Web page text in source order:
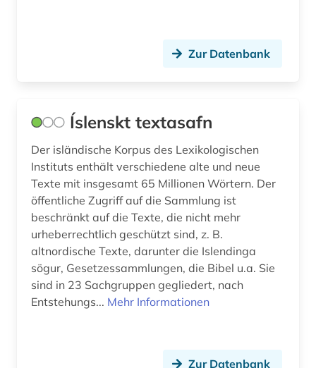
Zur Datenbank
Íslenskt textasafn
Der isländische Korpus des Lexikologischen
Instituts enthält verschiedene alte und neue
Texte mit insgesamt 65 Millionen Wörtern. Der
öffentliche Zugriff auf die Sammlung ist
beschränkt auf die Texte, die nicht mehr
urheberrechtlich geschützt sind, z. B.
altnordische Texte, darunter die Islendinga
sögur, Gesetzessammlungen, die Bibel u.a. Sie
sind in 23 Sachgruppen gegliedert, nach
Entstehungs... Mehr Informationen
Zur Datenbank